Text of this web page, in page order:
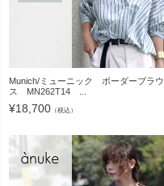
Munich/ミューニック ボーダーブラウ
ス MN262T14 ...
¥18,700 （税込）